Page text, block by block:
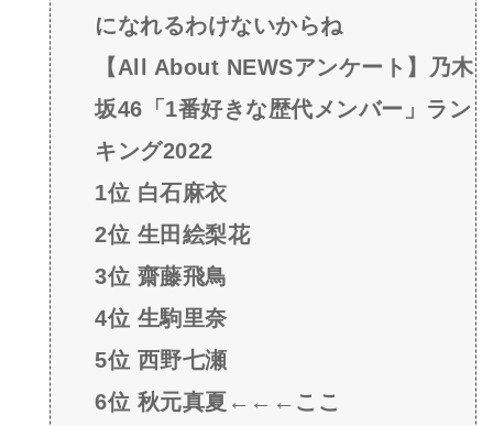
になれるわけないからね
【All About NEWSアンケート】乃木
坂46「1番好きな歴代メンバー」ラン
キング2022
1位 白石麻衣
2位 生田絵梨花
3位 齋藤飛鳥
4位 生駒里奈
5位 西野七瀬
6位 秋元真夏←←←ここ